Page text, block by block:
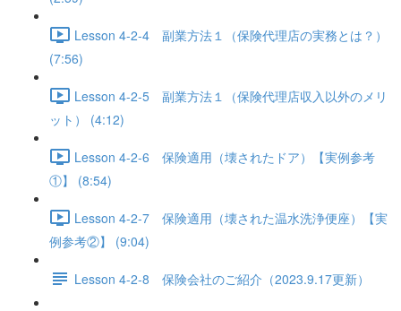
Lesson 4-2-4 副業方法１（保険代理店の実務とは？）
(7:56)
Lesson 4-2-5 副業方法１（保険代理店収入以外のメリ
ット） (4:12)
Lesson 4-2-6 保険適用（壊されたドア）【実例参考
①】 (8:54)
Lesson 4-2-7 保険適用（壊された温水洗浄便座）【実
例参考②】 (9:04)
Lesson 4-2-8 保険会社のご紹介（2023.9.17更新）